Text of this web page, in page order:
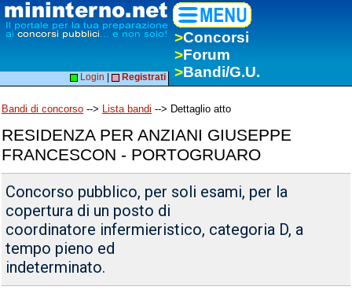
>Concorsi
>Forum
>Bandi/G.U.
Login Registrati
Bandi di concorso --> Lista bandi --> Dettaglio atto
RESIDENZA PER ANZIANI GIUSEPPE
FRANCESCON - PORTOGRUARO
Concorso pubblico, per soli esami, per la
copertura di un posto di
coordinatore infermieristico, categoria D, a
tempo pieno ed
indeterminato.